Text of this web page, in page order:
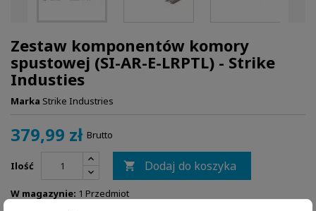
Zestaw komponentów komory
spustowej (SI-AR-E-LRPTL) - Strike
Industies
Marka Strike Industries
379,99 zł Brutto
Ilość  Dodaj do koszyka
W magazynie: 1 Przedmiot